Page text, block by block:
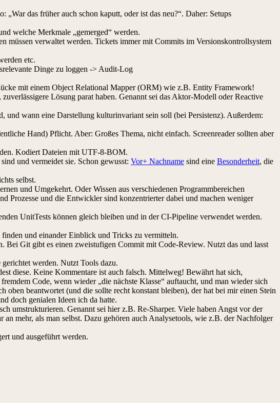
das früher auch schon kaputt, oder ist das neu?“. Daher: Setups
welche Merkmale „gemerged“ werden.
müssen verwaltet werden. Tickets immer mit Commits im Versionskontrollsystem
etc.
Dinge zu loggen -> Audit-Log
mit einem Object Relational Mapper (ORM) wie z.B. Entity Framework!
Lösung parat haben. Genannt sei das Aktor-Modell oder Reactive
wann eine Darstellung kulturinvariant sein soll (bei Persistenz). Außerdem:
Hand) Pflicht. Aber: Großes Thema, nicht einfach. Screenreader sollten aber
Kodiert Dateien mit UTF-8-BOM.
und vermeidet sie. Schon gewusst: Vor+ Nachname sind eine Besonderheit, die
selbst.
und Umgekehrt. Oder Wissen aus verschiedenen Programmbereichen
Prozesse und die Entwickler sind konzentrierter dabei und machen weniger
UnitTests können gleich bleiben und in der CI-Pipeline verwendet werden.
und einander Einblick und Tricks zu vermitteln.
Git gibt es einen zweistufigen Commit mit Code-Review. Nutzt das und lasst
werden. Nutzt Tools dazu.
diese. Keine Kommentare ist auch falsch. Mittelweg! Bewährt hat sich,
Code, wenn wieder „die nächste Klasse“ auftaucht, und man wieder sich
oben beantwortet (und die sollte recht konstant bleiben), der hat bei mir einen Stein
doch genialen Ideen ich da hatte.
umstrukturieren. Genannt sei hier z.B. Re-Sharper. Viele haben Angst vor der
mehr, als man selbst. Dazu gehören auch Analysetools, wie z.B. der Nachfolger
und ausgeführt werden.